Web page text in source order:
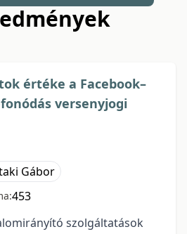
értéke a Facebook–
versenyjogi
Gábor
453
szolgáltatások